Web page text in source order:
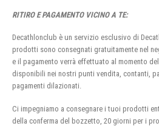
RITIRO E PAGAMENTO VICINO A TE:
Decathlonclub è un servizio esclusivo di
prodotti sono consegnati gratuitamente nel
e il pagamento verrà effettuato al momento
disponibili nei nostri punti vendita, contanti,
pagamenti dilazionati.
Ci impegniamo a consegnare i tuoi prodotti
della conferma del bozzetto, 20 giorni per i